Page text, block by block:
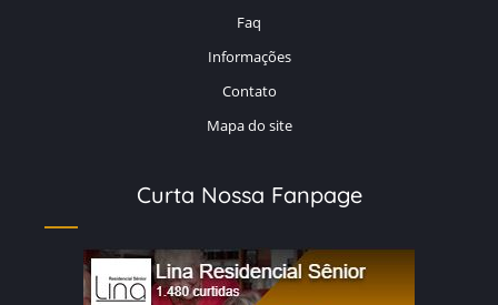
Faq
Informações
Contato
Mapa do site
Curta Nossa Fanpage